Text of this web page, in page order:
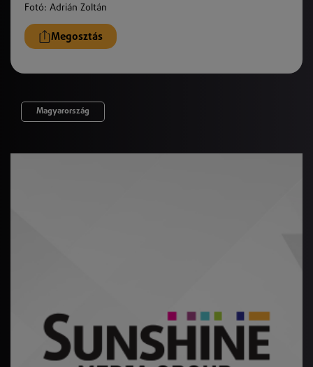
Fotó: Adrián Zoltán
Megosztás
Magyarország